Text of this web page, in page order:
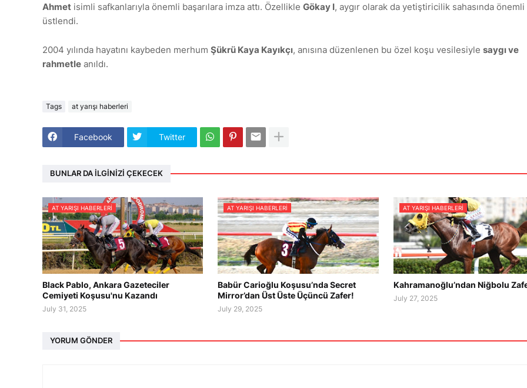
Ahmet isimli safkanlarıyla önemli başarılara imza attı. Özellikle Gökay I, aygır olarak da yetiştiricilik sahasında
üstlendi.
2004 yılında hayatını kaybeden merhum Şükrü Kaya Kayıkçı, anısına düzenlenen bu özel koşu vesilesiyle saygı ve
rahmetle anıldı.
Tags at yarışı haberleri
Facebook Twitter
BUNLAR DA İLGINIZI ÇEKECEK
AT YARIŞI HABERLERI
Black Pablo, Ankara Gazeteciler
Cemiyeti Koşusu'nu Kazandı
July 31, 2025
AT YARIŞI HABERLERI
Babür Carioğlu Koşusu’nda Secret
Mirror’dan Üst Üste Üçüncü Zafer!
July 29, 2025
AT YARIŞI HABERLERI
Kahramanoğlu’ndan Niğbolu
July 27, 2025
YORUM GÖNDER